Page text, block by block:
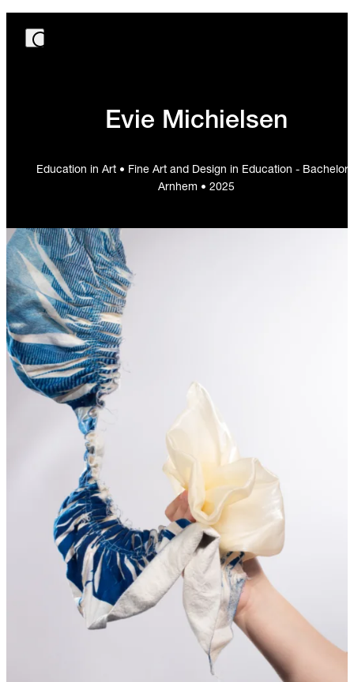
Evie Michielsen
Education in Art • Fine Art and Design in Education - Bachelor
Arnhem • 2025